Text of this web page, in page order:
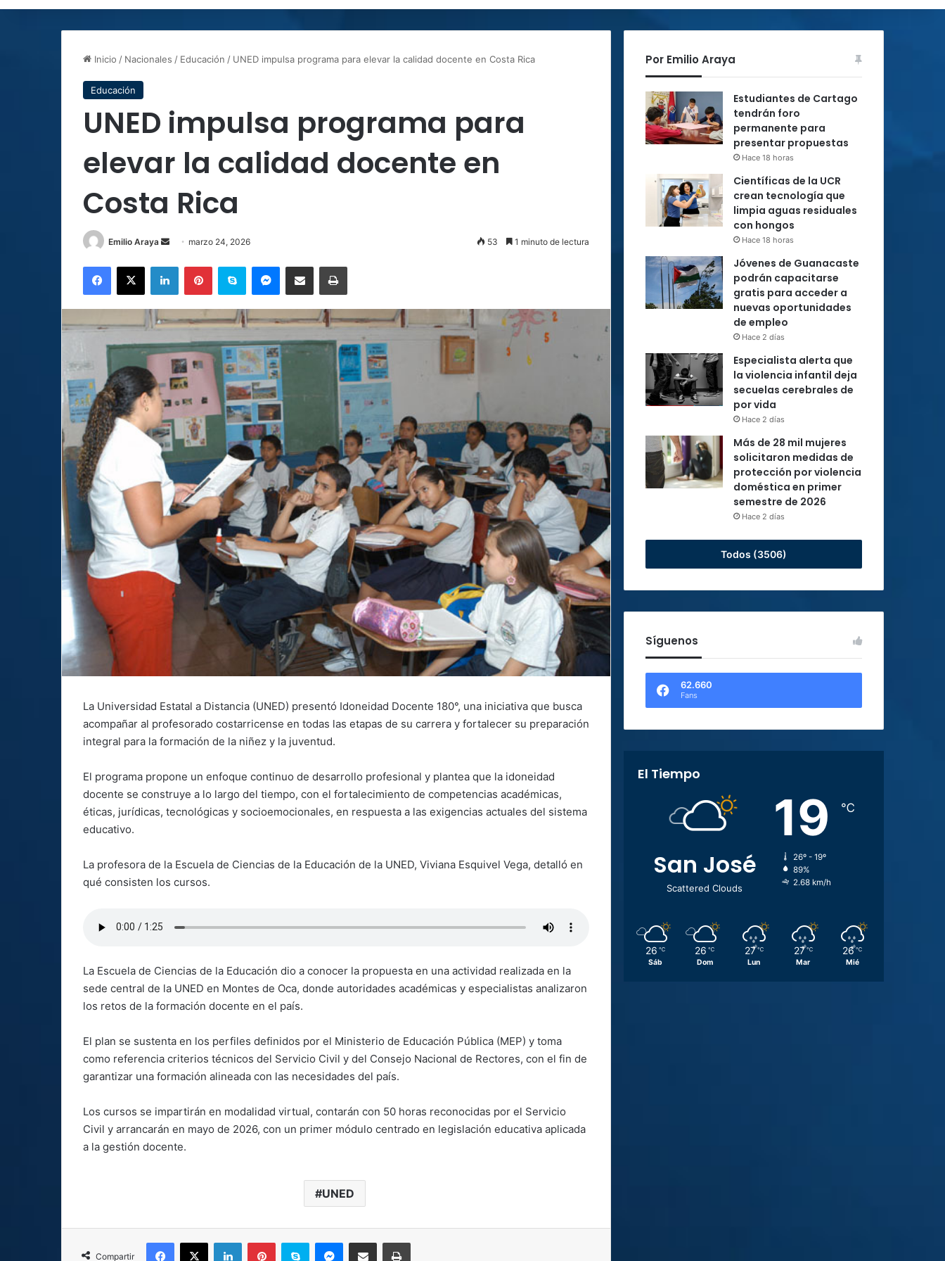
Inicio / Nacionales / Educación / UNED impulsa programa para elevar la calidad docente en Costa Rica
Educación
UNED impulsa programa para
elevar la calidad docente en
Costa Rica
Emilio Araya
Send marzo 24, 2026 53 1 minuto de lectura
Facebook
X LinkedInPinterestSkype MessengerCompartir por correo electrónicoImprimir
La Universidad Estatal a Distancia (UNED) presentó Idoneidad Docente 180°, una iniciativa que busca
acompañar al profesorado costarricense en todas las etapas de su carrera y fortalecer su preparación
integral para la formación de la niñez y la juventud.
El programa propone un enfoque continuo de desarrollo profesional y plantea que la idoneidad
docente se construye a lo largo del tiempo, con el fortalecimiento de competencias académicas,
éticas, jurídicas, tecnológicas y socioemocionales, en respuesta a las exigencias actuales del sistema
educativo.
La profesora de la Escuela de Ciencias de la Educación de la UNED, Viviana Esquivel Vega, detalló en
qué consisten los cursos.
La Escuela de Ciencias de la Educación dio a conocer la propuesta en una actividad realizada en la
sede central de la UNED en Montes de Oca, donde autoridades académicas y especialistas analizaron
los retos de la formación docente en el país.
El plan se sustenta en los perfiles definidos por el Ministerio de Educación Pública (MEP) y toma
como referencia criterios técnicos del Servicio Civil y del Consejo Nacional de Rectores, con el fin de
garantizar una formación alineada con las necesidades del país.
Los cursos se impartirán en modalidad virtual, contarán con 50 horas reconocidas por el Servicio
Civil y arrancarán en mayo de 2026, con un primer módulo centrado en legislación educativa aplicada
a la gestión docente.
UNED
Compartir
Facebook
X LinkedInPinterestSkype MessengerCompartir por correo electrónicoImprimir
Por Emilio Araya
Estudiantes de Cartago
tendrán foro
permanente para
presentar propuestas
Hace 18 horas
Científicas de la UCR
crean tecnología que
limpia aguas residuales
con hongos
Hace 18 horas
Jóvenes de Guanacaste
podrán capacitarse
gratis para acceder a
nuevas oportunidades
de empleo
Hace 2 días
Especialista alerta que
la violencia infantil deja
secuelas cerebrales de
por vida
Hace 2 días
Más de 28 mil mujeres
solicitaron medidas de
protección por violencia
doméstica en primer
semestre de 2026
Hace 2 días
Todos (3506)
Síguenos
62.660
Fans
El Tiempo
San José
Scattered Clouds
19 ℃
26º - 19º
89%
2.68 km/h
26 ℃
Sáb
26 ℃
Dom
27 ℃
Lun
27 ℃
Mar
26 ℃
Mié